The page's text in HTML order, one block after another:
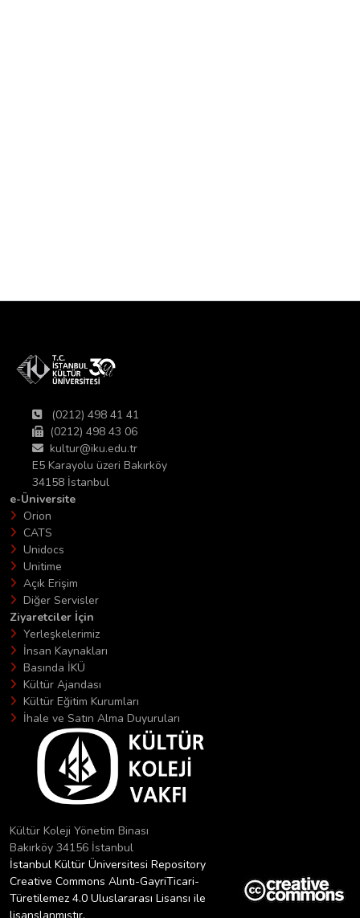
(0212) 498 41 41
(0212) 498 43 06
kultur@iku.edu.tr
E5 Karayolu üzeri Bakırköy
34158 İstanbul
e-Üniversite
Orion
CATS
Unidocs
Unitime
Açık Erişim
Diğer Servisler
Ziyaretciler İçin
Yerleşkelerimiz
İnsan Kaynakları
Basında İKÜ
Kültür Ajandası
Kültür Eğitim Kurumları
İhale ve Satın Alma Duyuruları
Kültür Koleji Yönetim Binası
Bakırköy 34156 İstanbul
İstanbul Kültür Üniversitesi Repository
Creative Commons Alıntı-GayriTicari-
Türetilemez 4.0 Uluslararası Lisansı ile